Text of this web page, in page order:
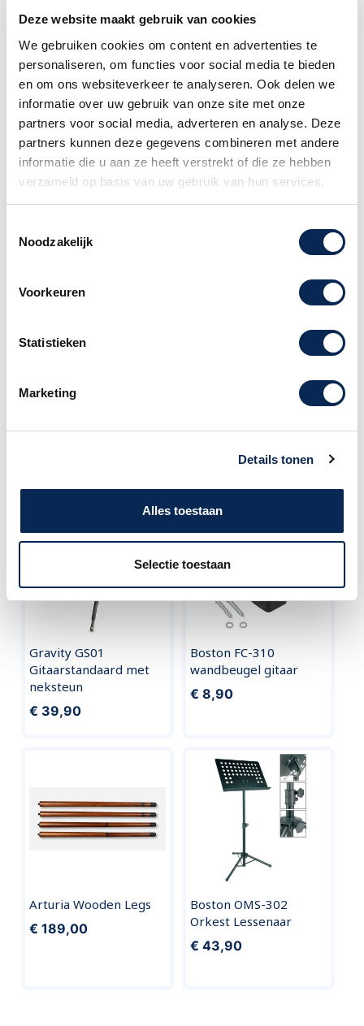
Deze website maakt gebruik van cookies
We gebruiken cookies om content en advertenties te
personaliseren, om functies voor social media te bieden
en om ons websiteverkeer te analyseren. Ook delen we
informatie over uw gebruik van onze site met onze
partners voor social media, adverteren en analyse. Deze
partners kunnen deze gegevens combineren met andere
informatie die u aan ze heeft verstrekt of die ze hebben
verzameld op basis van uw gebruik van hun services.
Noodzakelijk
Voorkeuren
Statistieken
Marketing
Details tonen
Alles toestaan
Selectie toestaan
Dit gitaarstatief voor elektrische gitaar is een
eenvoudig, betaalbaar statief van Boston wat
precies doet wat het moet doen. Gitaren
slingeren soms overal rond, tegen tafels,
stoelen, muren, versterkers. Vroeg of laat gaat
dit een keer mis en valt je kostbare gitaar
omver en raakt hij beschadigt. Met een
gitaarstatief voorkom je dit soort ongelukken
en hou je je gitaar netjes en in vorm.
celluloselak!
Advies nodig of heb je een vraag?
020 - 626 56 11
Gravity GS01
Gitaarstandaard met
neksteun
€ 39,90
Boston FC-310
wandbeugel gitaar
€ 8,90
Arturia Wooden Legs
€ 189,00
Boston OMS-302
Orkest Lessenaar
€ 43,90